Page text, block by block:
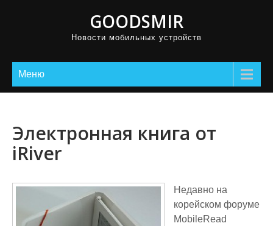
GOODSMIR
Новости мобильных устройств
Меню
Электронная книга от
iRiver
Недавно на
корейском форуме
MobileRead